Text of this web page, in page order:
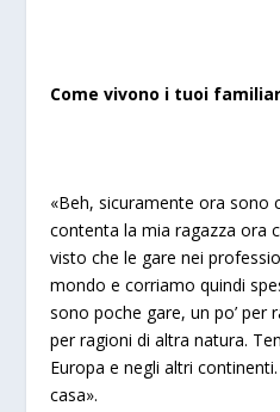
Come vivono i tuoi
«Beh, sicuramente ora sono
contenta la mia ragazza ora
visto che le gare nei
mondo e corriamo quindi
sono poche gare, un po’ per
per ragioni di altra natura.
Europa e negli altri
casa».